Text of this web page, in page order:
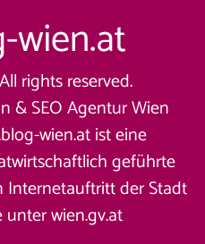
rights reserved.
&SEO Agentur Wien
wien.at ist eine
geführte
Internetauftritt der Stadt
unterwien.gv.at